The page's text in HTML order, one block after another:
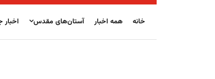
خانه همه اخبار آستان‌های مقدس اخبار